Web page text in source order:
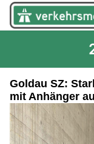
Goldau SZ:
mit Anhänger